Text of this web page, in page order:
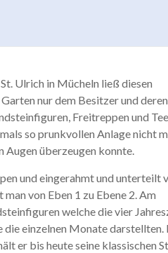
Ulrich in Mücheln ließ diesen
nur dem Besitzer und deren
Freitreppen und
so prunkvollen Anlage nicht
Augen überzeugen konnte.
und eingerahmt und unterteilt
von Eben 1 zu Ebene 2. Am
welche die vier
einzelnen Monate darstellten.
er bis heute seine klassischen